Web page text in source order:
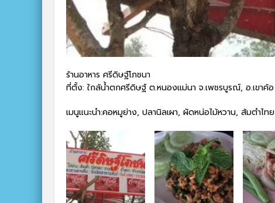
ร้านอาหาร ศรีดิษฐ์โภชนา
ที่ตั้ง: ใกล้น้ำตกศรีดิษฐ์ ต.หนองแม่นา จ.เพชรบูรณ์, อ.เขาค้อ
เมนูแนะนำ:คอหมูย่าง, ปลานิลเผา, ผัดหน่อไม้หวาน, ส้มตำไทย